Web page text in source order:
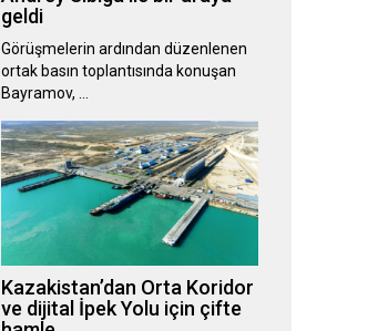
geldi
Görüşmelerin ardından düzenlenen
ortak basın toplantısında konuşan
Bayramov, …
Kazakistan’dan Orta Koridor
ve dijital İpek Yolu için çifte